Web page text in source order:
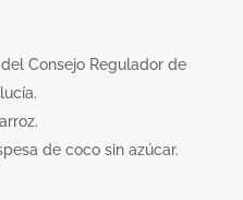
Consejo Regulador de
de coco sin azúcar.